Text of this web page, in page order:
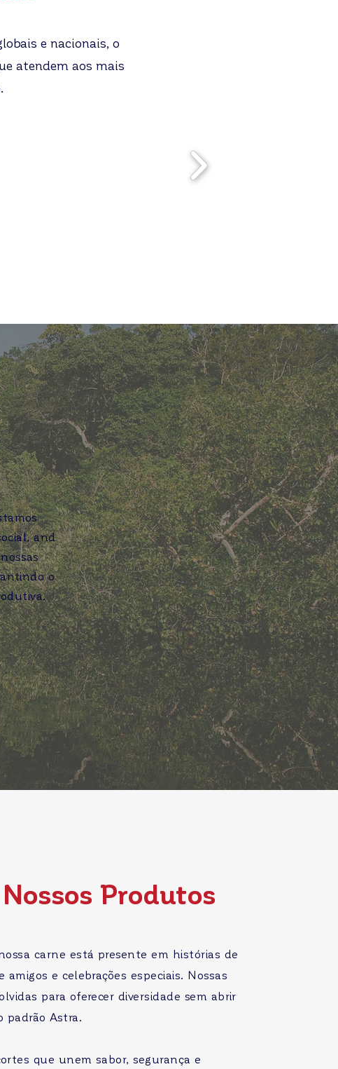
e nacionais, o
atendem aos mais
and
o
Produtos
carne está presente em histórias de
e celebrações especiais. Nossas
para oferecer diversidade sem abrir
padrão Astra.
que unem sabor, segurança e